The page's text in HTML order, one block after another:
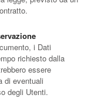
i Dati
richiesto dalla
essere
di eventuali
degli Utenti.